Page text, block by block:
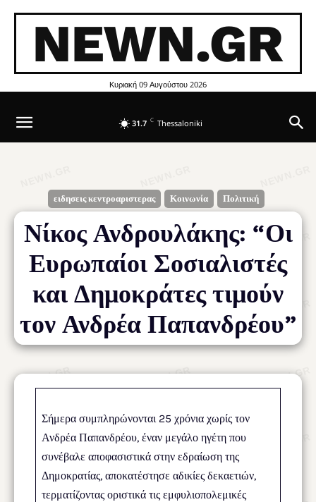
NEWN.GR
Κυριακή 09 Αυγούστου 2026
31.7 C Thessaloniki
ειδησεις κεντροαριστερας Κοινωνία Πολιτική
Νίκος Ανδρουλάκης: “Οι
Ευρωπαίοι Σοσιαλιστές
και Δημοκράτες τιμούν
τον Ανδρέα Παπανδρέου”
Σήμερα συμπληρώνονται 25 χρόνια χωρίς τον
Ανδρέα Παπανδρέου, έναν μεγάλο ηγέτη που
συνέβαλε αποφασιστικά στην εδραίωση της
Δημοκρατίας, αποκατέστησε αδικίες δεκαετιών,
τερματίζοντας οριστικά τις εμφυλιοπολεμικές